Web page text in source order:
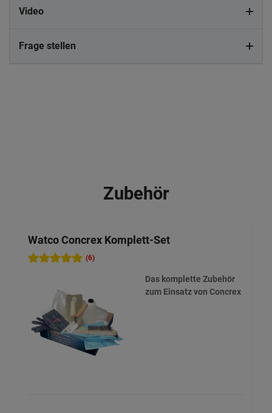
Video
Frage stellen
Zubehör
Watco Concrex Komplett-Set
(6)
Das komplette Zubehör
zum Einsatz von Concrex